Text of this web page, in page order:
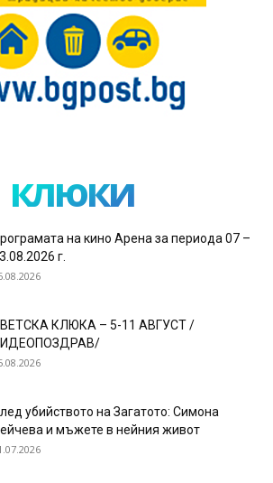
клюки
на кино Арена за периода 07 –
г.
КЛЮКА – 5-11 АВГУСТ /
убийството на Загатото: Симона
и мъжете в нейния живот